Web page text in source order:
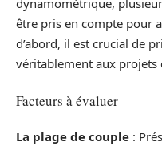
dynamométrique,
être pris en compte pour
d’abord, il est crucial de
véritablement aux projets
Facteurs à évaluer
La plage de couple :